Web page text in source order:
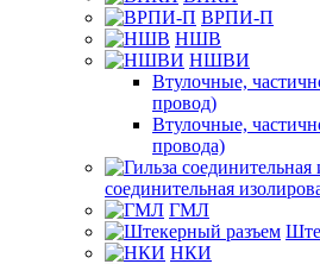
ВРПИ-П
НШВ
НШВИ
Втулочные,
провод)
Втулочные,
провода)
соединительная
ГМЛ
НКИ